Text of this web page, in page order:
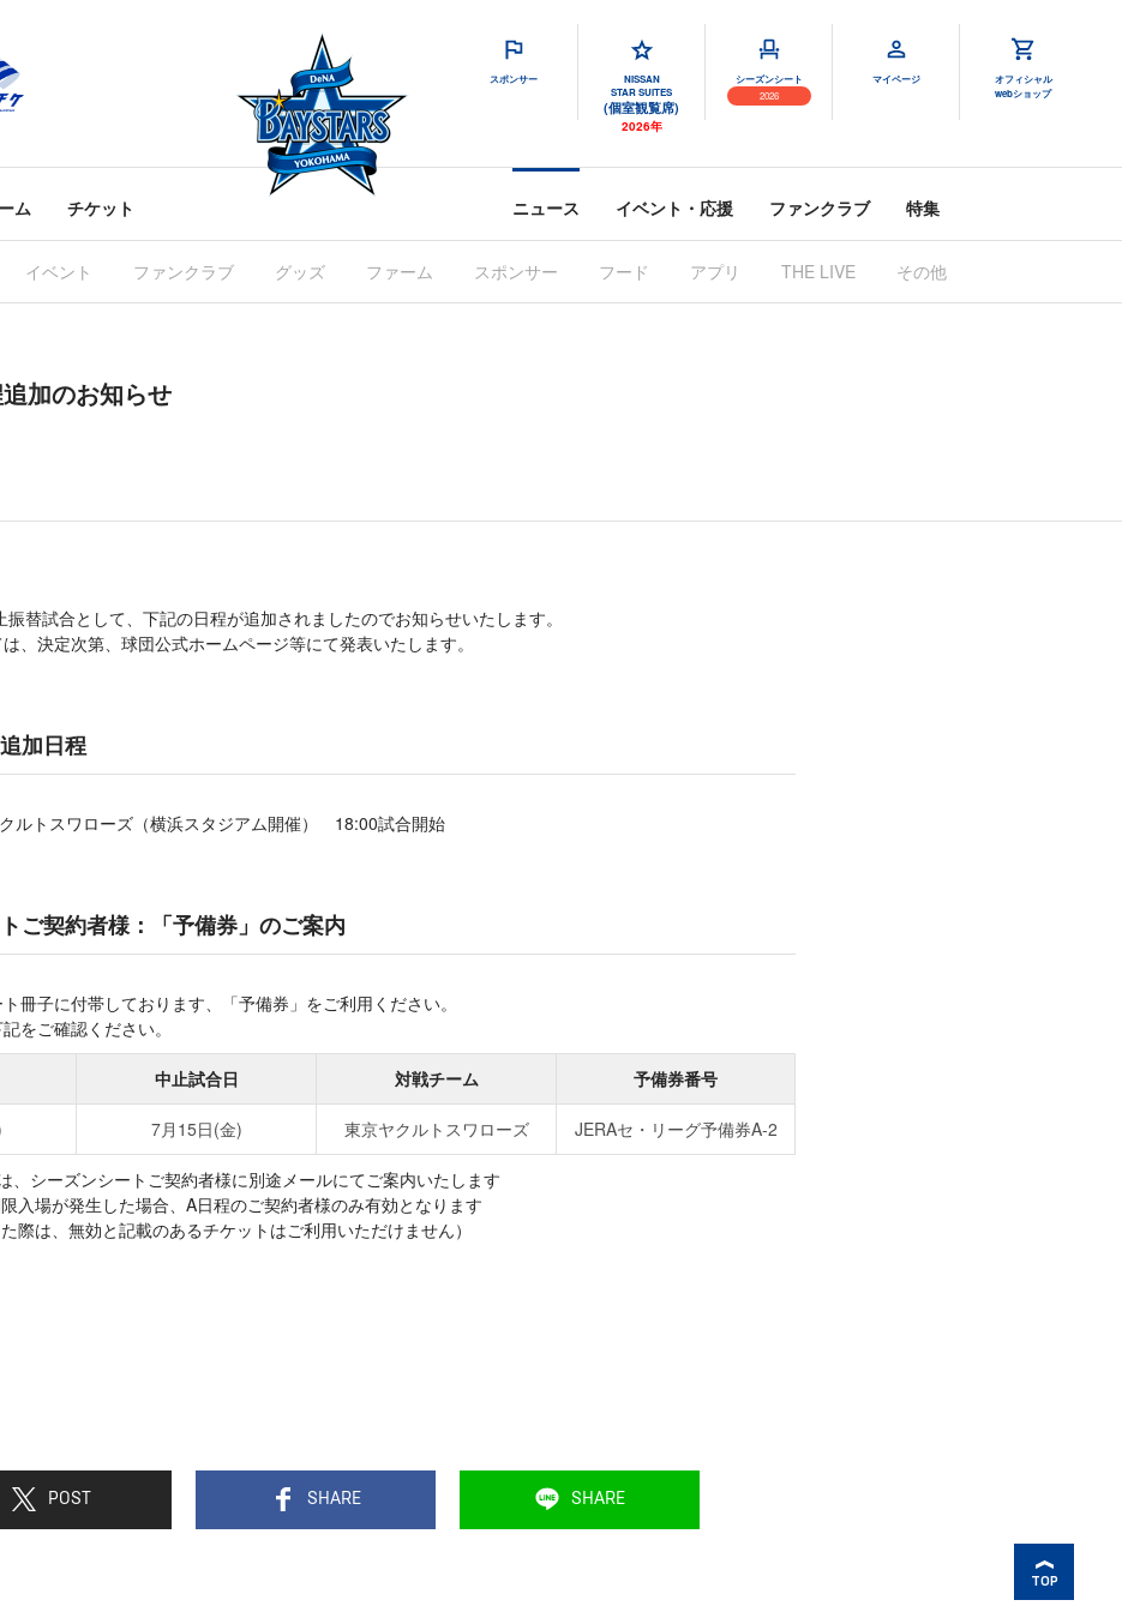
スポンサー
NISSAN
STAR SUITES
(個室観覧席)
2026年
シーズンシート
2026
マイページ
オフィシャル
webショップ
ム チケット ニュース イベント・応援 ファンクラブ 特集
イベント ファンクラブ グッズ ファーム スポンサー フード アプリ THE LIVE その他
加のお知らせ
替試合として、下記の日程が追加されましたのでお知らせいたします。
、決定次第、球団公式ホームページ等にて発表いたします。
加日程
ルトスワローズ（横浜スタジアム開催） 18:00試合開始
ご契約者様：「予備券」のご案内
冊子に付帯しております、「予備券」をご利用ください。
をご確認ください。
中止試合日 対戦チーム 予備券番号
7月15日(金) 東京ヤクルトスワローズ JERAセ・リーグ予備券A-2
、シーズンシートご契約者様に別途メールにてご案内いたします
入場が発生した場合、A日程のご契約者様のみ有効となります
際は、無効と記載のあるチケットはご利用いただけません）
POST SHARE SHARE
TOP